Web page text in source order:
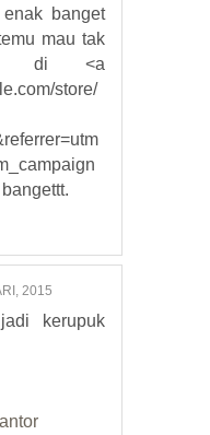
banget
mau tak
di <a
store/
2015
kerupuk